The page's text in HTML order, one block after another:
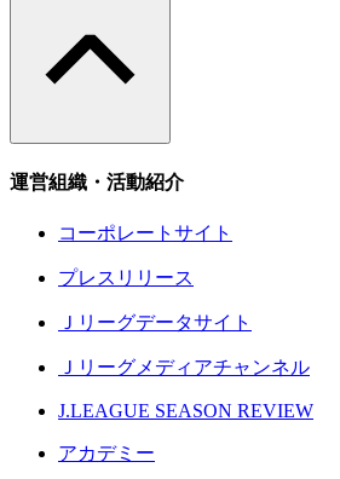
運営組織・活動紹介
コーポレートサイト
プレスリリース
Ｊリーグデータサイト
Ｊリーグメディアチャンネル
J.LEAGUE SEASON REVIEW
アカデミー